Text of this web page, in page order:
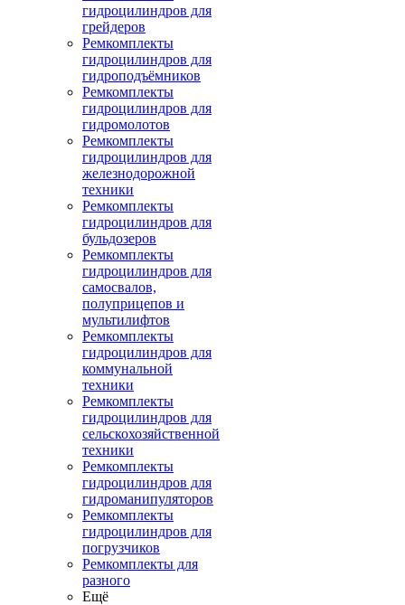
гидроцилиндров для
грейдеров
Ремкомплекты
гидроцилиндров для
гидроподъёмников
Ремкомплекты
гидроцилиндров для
гидромолотов
Ремкомплекты
гидроцилиндров для
железнодорожной
техники
Ремкомплекты
гидроцилиндров для
бульдозеров
Ремкомплекты
гидроцилиндров для
самосвалов,
полуприцепов и
мультилифтов
Ремкомплекты
гидроцилиндров для
коммунальной
техники
Ремкомплекты
гидроцилиндров для
сельскохозяйственной
техники
Ремкомплекты
гидроцилиндров для
гидроманипуляторов
Ремкомплекты
гидроцилиндров для
погрузчиков
Ремкомплекты для
разного
Ещё